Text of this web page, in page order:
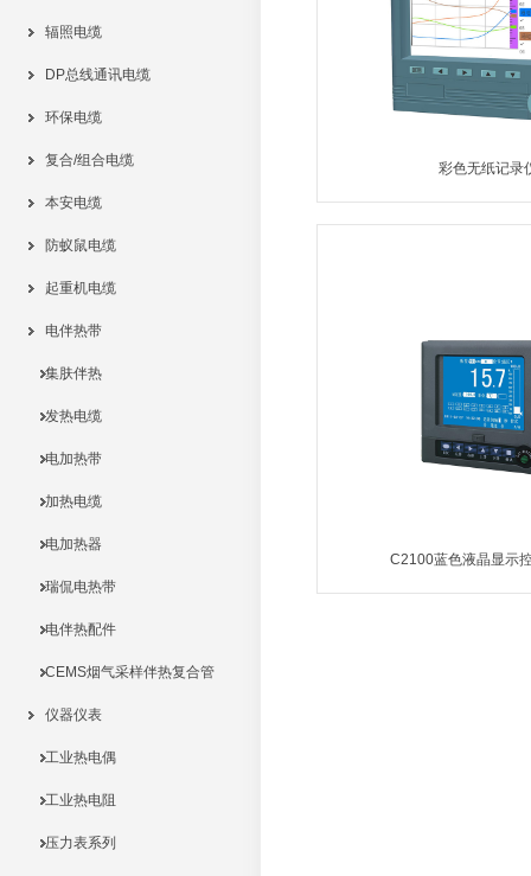
辐照电缆
DP总线通讯电缆
环保电缆
复合/组合电缆
本安电缆
防蚁鼠电缆
起重机电缆
电伴热带
集肤伴热
发热电缆
电加热带
加热电缆
电加热器
瑞侃电热带
电伴热配件
CEMS烟气采样伴热复合管
仪器仪表
工业热电偶
工业热电阻
压力表系列
彩色无纸记录
MORE
C2100蓝色液晶显示